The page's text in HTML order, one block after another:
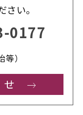
い。
0177
）